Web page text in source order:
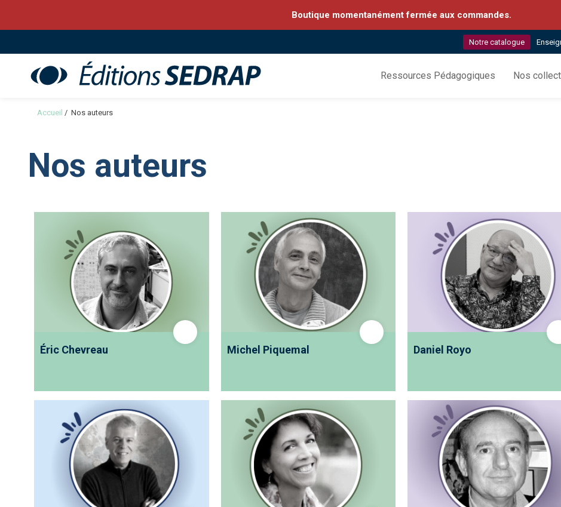
Boutique momentanément fermée aux commandes.
Notre catalogue
Sedrap
Ressources Pédagogiques Nos
Accueil / Nos auteurs
Nos auteurs
Éric Chevreau Michel Piquemal Daniel Royo